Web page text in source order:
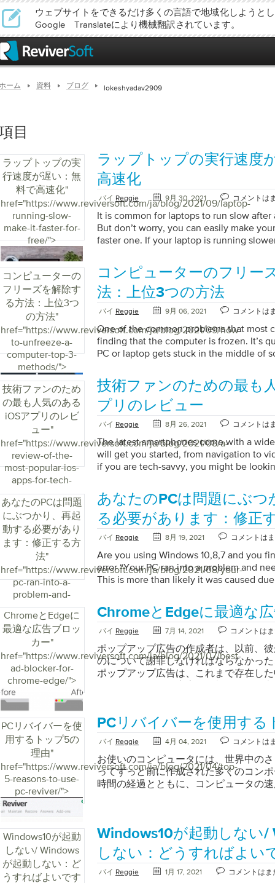
ウェブサイトをできるだけ多くの言語で地域化しようと
Google Translateにより機械翻訳されています。
ーム 資料 ブログ lokeshyadav2909
目
ラップトップの実
行速度が遅い：無
料で高速化"
href="https://www.reviversoft.com/ja/blog/2021/09/laptop-
running-slow-
make-it-faster-for-
free/">
ラップトップの実行速度
高速化
バイ Reggie 9月 30, 2021 コメントは
It is common for laptops to run slow after
But don’t worry, you can easily make
faster one. If your laptop is running
virus attack, less RAM, etc. It could be
computer that takes longer to load and
to buy a new one just because the
can try […]
コンピューターの
フリーズを解除す
る方法：上位3つ
の方法"
href="https://www.reviversoft.com/ja/blog/2021/09/how-
to-unfreeze-a-
computer-top-3-
methods/">
コンピューターのフリー
法：上位3つの方法
バイ Reggie 9月 06, 2021 コメントは
One of the common problems that most
finding that the computer is frozen. It’s
PC or laptop gets stuck in the middle of
Then read on to find out three methods
computer. Understanding Why Your
knowing how to unfreeze a computer,
understand why it happens. Here are
your computer getting […]
技術ファンのため
の最も人気のある
iOSアプリのレビ
ュー"
href="https://www.reviversoft.com/ja/blog/2021/08/a-
review-of-the-
most-popular-ios-
apps-for-tech-
fans/">
技術ファンのための最も
プリのレビュー
バイ Reggie 8月 26, 2021 コメントは
The latest smartphones come with a
will get you started, from navigation to
if you are tech-savvy, you might be
expectations from the top iOS app
many iOS apps are created to help users
dive in to find out about the most
Fluid Navigation Gestures We are
あなたのPCは問題
にぶつかり、再起
動する必要があり
ます：修正する方
法"
href="https://www.reviversoft.com/ja/blog/2021/08/your-
pc-ran-into-a-
problem-and-
needs-to-restart-
how-to-fix/">
あなたのPCは問題にぶつ
る必要があります：修正
バイ Reggie 8月 19, 2021 コメントは
Are you using Windows 10,8,7 and you
error “Your PC ran into a problem and
This is more than likely it was caused
overheating, virus attack, or forceful
that you encounter the blue screen
into a problem is due to the above
we’ll focus on how best to solve the
solutions work […]
ChromeとEdgeに
最適な広告ブロッ
カー"
href="https://www.reviversoft.com/ja/blog/2021/07/best-
ad-blocker-for-
chrome-edge/">
ChromeとEdgeに最適な
バイ Reggie 7月 14, 2021 コメントは
ポップアップ広告の作成者は、以前、
のについて謝罪しなければならなかっ
ポップアップ広告は、これまで存在し
広告を私たちの心に押し込むことをほ
た。広告は煩わしいだけでなく、不要
イスの速度を低下させます。特にあな
とができず、そしてワンミスのクリッ
トにすぐに送ることができるとき。ま
ーケティングのスタントは、あなたが
す。残りの半分は、通常友達と一緒に
うになるまで待つのは恥ずかしいこと
いときは、実際に読むコンテンツより
あります。マーケターは毎日、単に迷
PCリバイバーを使
用するトップ5の
理由"
href="https://www.reviversoft.com/ja/blog/2021/04/top-
5-reasons-to-use-
pc-reviver/">
PCリバイバーを使用する
バイ Reggie 4月 04, 2021 コメントは
お使いのコンピュータには、世界中の
ってずっと前に作成された多くのコン
時間の経過とともに、コンピュータの
ンピュータについて二度と心配する必
あなたのPCを修理し、最適化し、そし
ルを使用すると、コンピューターの安
Reviverの助けを借りて、コンピュータ
Windows10が起動
しない/ Windows
が起動しない：ど
うすればよいです
Windows10が起動しない/
しない：どうすればよい
バイ Reggie 1月 17, 2021 コメントは